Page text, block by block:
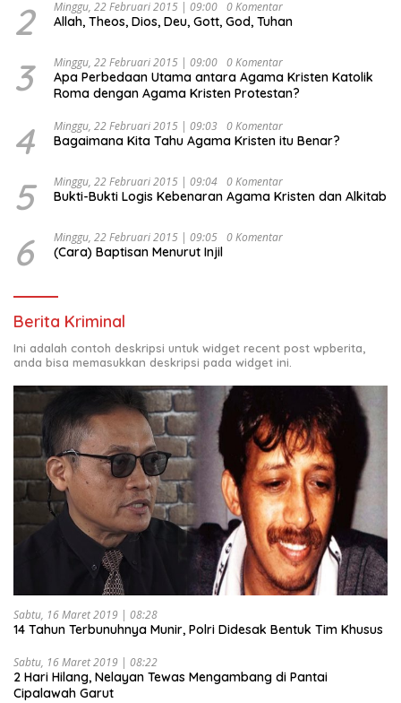
2 Minggu, 22 Februari 2015 | 09:00 0 Komentar
Allah, Theos, Dios, Deu, Gott, God, Tuhan
3 Minggu, 22 Februari 2015 | 09:00 0 Komentar
Apa Perbedaan Utama antara Agama Kristen Katolik
Roma dengan Agama Kristen Protestan?
4 Minggu, 22 Februari 2015 | 09:03 0 Komentar
Bagaimana Kita Tahu Agama Kristen itu Benar?
5 Minggu, 22 Februari 2015 | 09:04 0 Komentar
Bukti-Bukti Logis Kebenaran Agama Kristen dan Alkitab
6 Minggu, 22 Februari 2015 | 09:05 0 Komentar
(Cara) Baptisan Menurut Injil
Berita Kriminal
Ini adalah contoh deskripsi untuk widget recent post wpberita,
anda bisa memasukkan deskripsi pada widget ini.
Sabtu, 16 Maret 2019 | 08:28
14 Tahun Terbunuhnya Munir, Polri Didesak Bentuk Tim Khusus
Sabtu, 16 Maret 2019 | 08:22
2 Hari Hilang, Nelayan Tewas Mengambang di Pantai
Cipalawah Garut